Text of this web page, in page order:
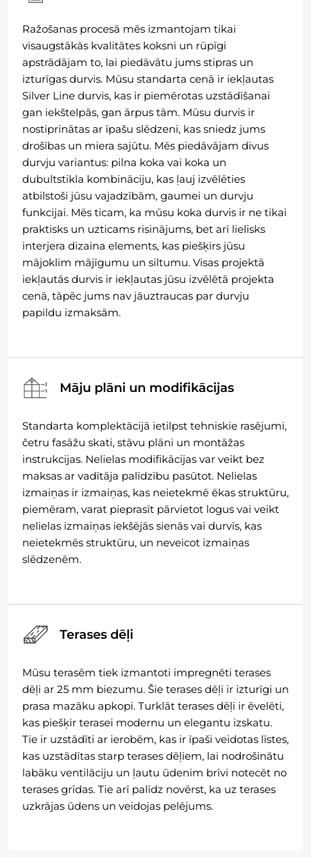
Ražošanas procesā mēs izmantojam tikai
visaugstākās kvalitātes koksni un rūpīgi
apstrādājam to, lai piedāvātu jums stipras un
izturīgas durvis. Mūsu standarta cenā ir iekļautas
Silver Line durvis, kas ir piemērotas uzstādīšanai
gan iekštelpās, gan ārpus tām. Mūsu durvis ir
nostiprinātas ar īpašu slēdzeni, kas sniedz jums
drošības un miera sajūtu. Mēs piedāvājam divus
durvju variantus: pilna koka vai koka un
dubultstikla kombināciju, kas ļauj izvēlēties
atbilstoši jūsu vajadzībām, gaumei un durvju
funkcijai. Mēs ticam, ka mūsu koka durvis ir ne tikai
praktisks un uzticams risinājums, bet arī lielisks
interjera dizaina elements, kas piešķirs jūsu
mājoklim mājīgumu un siltumu. Visas projektā
iekļautās durvis ir iekļautas jūsu izvēlētā projekta
cenā, tāpēc jums nav jāuztraucas par durvju
papildu izmaksām.
Māju plāni un modifikācijas
Standarta komplektācijā ietilpst tehniskie rasējumi,
četru fasāžu skati, stāvu plāni un montāžas
instrukcijas. Nelielas modifikācijas var veikt bez
maksas ar vadītāja palīdzību pasūtot. Nelielas
izmaiņas ir izmaiņas, kas neietekmē ēkas struktūru,
piemēram, varat pieprasīt pārvietot logus vai veikt
nelielas izmaiņas iekšējās sienās vai durvīs, kas
neietekmēs struktūru, un neveicot izmaiņas
slēdzenēm.
Terases dēļi
Mūsu terasēm tiek izmantoti impregnēti terases
dēļi ar 25 mm biezumu. Šie terases dēļi ir izturīgi un
prasa mazāku apkopi. Turklāt terases dēļi ir ēvelēti,
kas piešķir terasei modernu un elegantu izskatu.
Tie ir uzstādīti ar ierobēm, kas ir īpaši veidotas līstes,
kas uzstādītas starp terases dēļiem, lai nodrošinātu
labāku ventilāciju un ļautu ūdenim brīvi notecēt no
terases grīdas. Tie arī palīdz novērst, ka uz terases
uzkrājas ūdens un veidojas pelējums.